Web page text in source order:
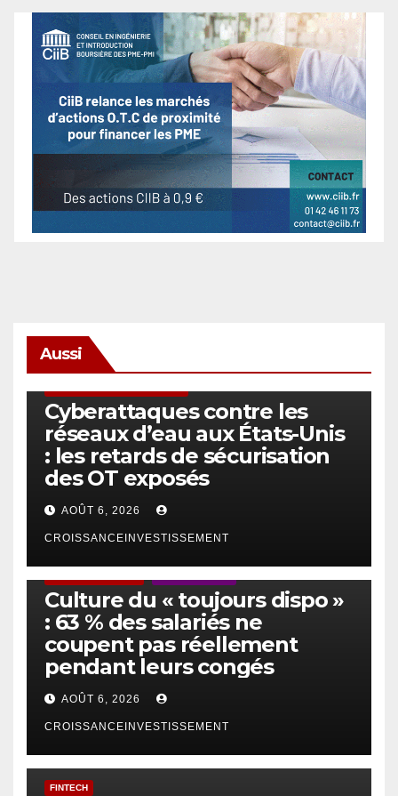
Aussi
Cyberattaques contre les
réseaux d’eau aux États-Unis
: les retards de sécurisation
des OT exposés
AOÛT 6, 2026
CROISSANCEINVESTISSEMENT
Culture du « toujours dispo »
: 63 % des salariés ne
coupent pas réellement
pendant leurs congés
AOÛT 6, 2026
CROISSANCEINVESTISSEMENT
FINTECH